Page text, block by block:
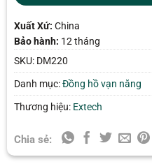
Xuất Xứ: China
Bảo hành: 12 tháng
SKU: DM220
Danh mục:Đồng hồ vạn năng
Thương hiệu: Extech
Chia sẻ: